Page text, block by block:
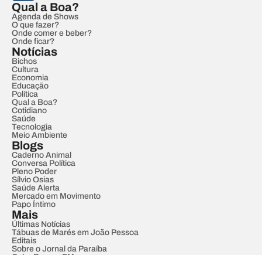
Qual a Boa?
Agenda de Shows
O que fazer?
Onde comer e beber?
Onde ficar?
Notícias
Bichos
Cultura
Economia
Educação
Política
Qual a Boa?
Cotidiano
Saúde
Tecnologia
Meio Ambiente
Blogs
Caderno Animal
Conversa Política
Pleno Poder
Sílvio Osias
Saúde Alerta
Mercado em Movimento
Papo Íntimo
Mais
Últimas Notícias
Tábuas de Marés em João Pessoa
Editais
Sobre o Jornal da Paraíba